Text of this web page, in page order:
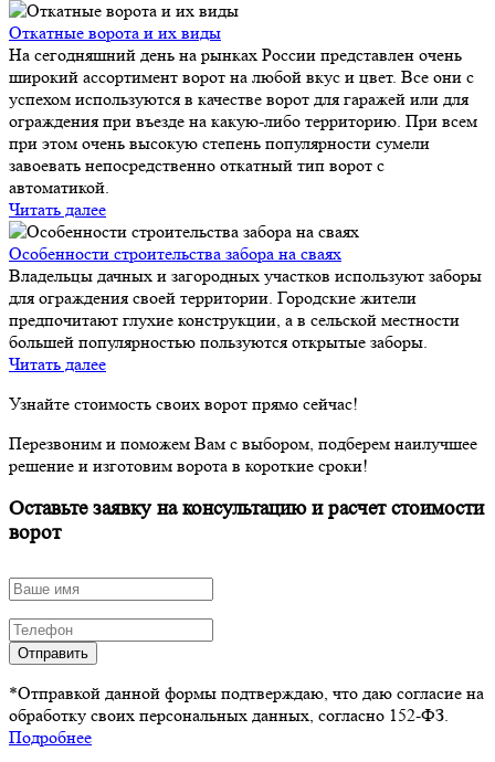
Откатные ворота и их виды
На сегодняшний день на рынках России представлен очень
широкий ассортимент ворот на любой вкус и цвет. Все они с
успехом используются в качестве ворот для гаражей или для
ограждения при въезде на какую-либо территорию. При всем
при этом очень высокую степень популярности сумели
завоевать непосредственно откатный тип ворот с
автоматикой.
Читать далее
Особенности строительства забора на сваях
Владельцы дачных и загородных участков используют заборы
для ограждения своей территории. Городские жители
предпочитают глухие конструкции, а в сельской местности
большей популярностью пользуются открытые заборы.
Читать далее
Узнайте стоимость своих ворот прямо сейчас!
Перезвоним и поможем Вам с выбором, подберем наилучшее
решение и изготовим ворота в короткие сроки!
Оставьте заявку на консультацию и расчет стоимости
ворот
Отправить
*Отправкой данной формы подтверждаю, что даю согласие на
обработку своих персональных данных, согласно 152-ФЗ.
Подробнее